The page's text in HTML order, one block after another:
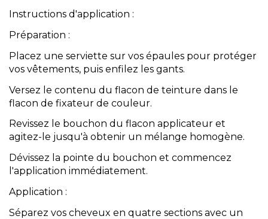
Instructions d'application :
Préparation :
Placez une serviette sur vos épaules pour protéger
vos vêtements, puis enfilez les gants.
Versez le contenu du flacon de teinture dans le
flacon de fixateur de couleur.
Revissez le bouchon du flacon applicateur et
agitez-le jusqu'à obtenir un mélange homogène.
Dévissez la pointe du bouchon et commencez
l'application immédiatement.
Application :
Séparez vos cheveux en quatre sections avec un